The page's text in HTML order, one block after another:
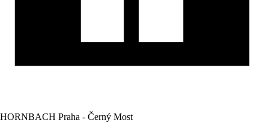
HORNBACH Praha - Černý Most